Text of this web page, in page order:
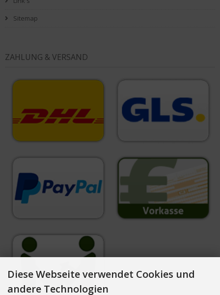
Sitemap
ZAHLUNG & VERSAND
Diese Webseite verwendet Cookies und
andere Technologien